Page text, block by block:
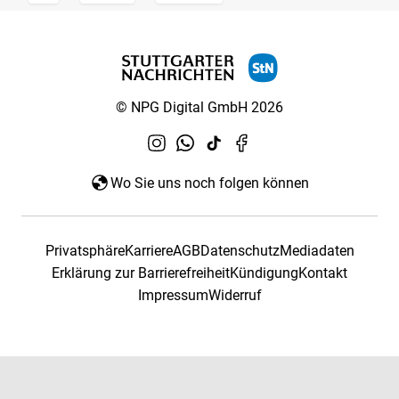
© NPG Digital GmbH 2026
Wo Sie uns noch folgen können
PrivatsphäreKarriereAGBDatenschutzMediadaten
Erklärung zur BarrierefreiheitKündigungKontakt
ImpressumWiderruf